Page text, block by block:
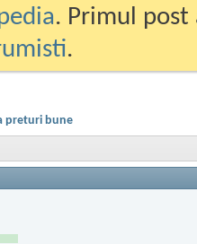
. Primul
.
preturi bune